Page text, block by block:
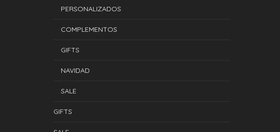
PERSONALIZADOS
COMPLEMENTOS
GIFTS
NAVIDAD
SALE
GIFTS